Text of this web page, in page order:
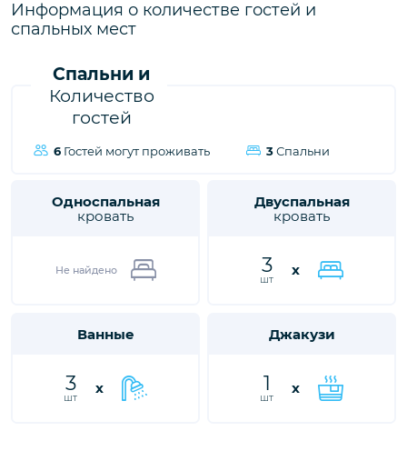
близким незабываемые впечатления от отдыха.
Информация о количестве гостей и
спальных мест
Спальни и
Количество
гостей
6 Гостей могут проживать 3Спальни
Односпальная
кровать
Не найдено
Двуспальная
кровать
3
шт
x
Ванные
3
шт
x
Джакузи
1
шт
x